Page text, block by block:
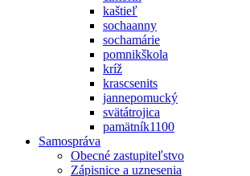
kaštieľ
sochaanny
sochamárie
pomnikškola
kríž
krascsenits
jannepomucký
svätátrojica
pamätník1100
Samospráva
Obecné zastupiteľstvo
Zápisnice a uznesenia